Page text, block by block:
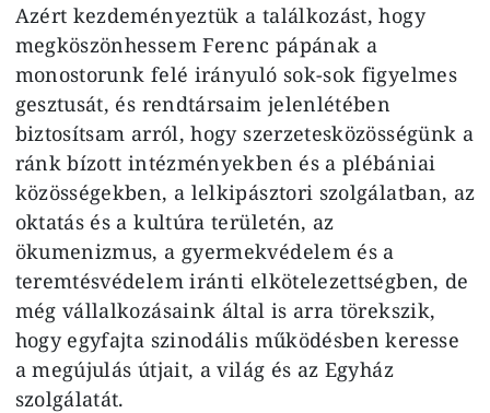
Azért kezdeményeztük a találkozást, hogy
megköszönhessem Ferenc pápának a
monostorunk felé irányuló sok-sok figyelmes
gesztusát, és rendtársaim jelenlétében
biztosítsam arról, hogy szerzetesközösségünk a
ránk bízott intézményekben és a plébániai
közösségekben, a lelkipásztori szolgálatban, az
oktatás és a kultúra területén, az
ökumenizmus, a gyermekvédelem és a
teremtésvédelem iránti elkötelezettségben, de
még vállalkozásaink által is arra törekszik,
hogy egyfajta szinodális működésben keresse
a megújulás útjait, a világ és az Egyház
szolgálatát.